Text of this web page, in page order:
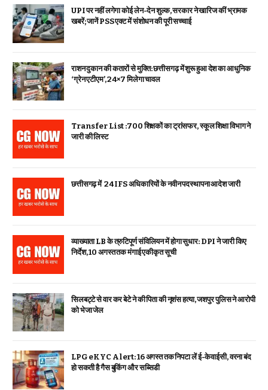
UPI पर नहीं लगेगा कोई लेन-देन शुल्क, सरकार ने खारिज कीं भ्रामक
खबरें; जानें PSS एक्ट में संशोधन की पूरी सच्चाई
राशन दुकान की कतारों से मुक्ति: छत्तीसगढ़ में शुरू हुआ देश का आधुनिक
‘ग्रेन एटीएम’, 24×7 मिलेगा चावल
Transfer List :700 शिक्षकों का ट्रांसफर, स्कूल शिक्षा विभाग ने
जारी की लिस्ट
छत्तीसगढ़ में 24 IFS अधिकारियों के नवीन पदस्थापना आदेश जारी
व्याख्याता LB के त्रुटिपूर्ण संविलियन में होगा सुधार: DPI ने जारी किए
निर्देश, 10 अगस्त तक मंगाई एकीकृत सूची
सिलबट्टे से वार कर बेटे ने की पिता की नृशंस हत्या, जशपुर पुलिस ने आरोपी
को भेजा जेल
LPG eKYC Alert: 16 अगस्त तक निपटा लें ई-केवाईसी, वरना बंद
हो सकती है गैस बुकिंग और सब्सिडी